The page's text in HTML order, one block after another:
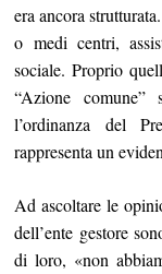
era ancora
o medi centri,
sociale. Proprio
“Azione
l’ordinanza del
rappresenta un
Ad ascoltare le
dell’ente gestore
di loro, «non